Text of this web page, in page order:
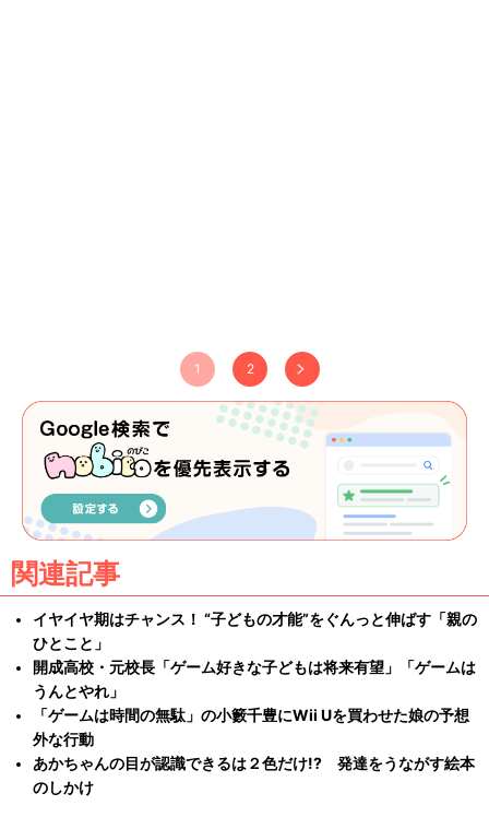
1 2
関連記事
イヤイヤ期はチャンス！ “子どもの才能”をぐんっと伸ばす「親の
ひとこと」
開成高校・元校長「ゲーム好きな子どもは将来有望」「ゲームは
うんとやれ」
「ゲームは時間の無駄」の小籔千豊にWii Uを買わせた娘の予想
外な行動
あかちゃんの目が認識できるは２色だけ!? 発達をうながす絵本
のしかけ